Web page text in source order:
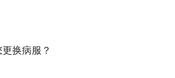
换病服？